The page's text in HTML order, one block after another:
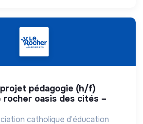
rocher oasis des cités –
catholique d’éducation